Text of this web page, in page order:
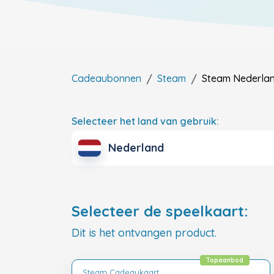
Cadeaubonnen Steam Steam
Selecteer het land van gebruik:
Nederland
Selecteer de speelkaart:
Dit is het ontvangen product.
Topaanbod